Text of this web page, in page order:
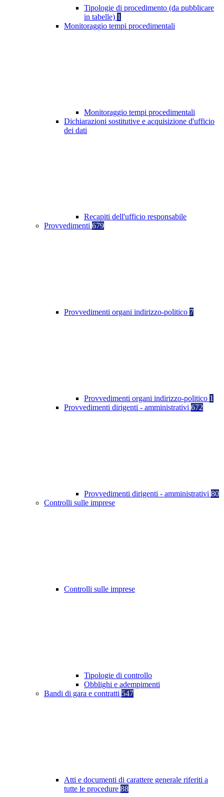
Tipologie di procedimento (da pubblicare
in tabelle) 1
Monitoraggio tempi procedimentali
Monitoraggio tempi procedimentali
Dichiarazioni sostitutive e acquisizione d'ufficio
dei dati
Recapiti dell'ufficio responsabile
Provvedimenti 679
Provvedimenti organi indirizzo-politico 7
Provvedimenti organi indirizzo-politico 1
Provvedimenti dirigenti - amministrativi 672
Provvedimenti dirigenti - amministrativi 80
Controlli sulle imprese
Controlli sulle imprese
Tipologie di controllo
Obblighi e adempimenti
Bandi di gara e contratti 547
Atti e documenti di carattere generale riferiti a
tutte le procedure 88